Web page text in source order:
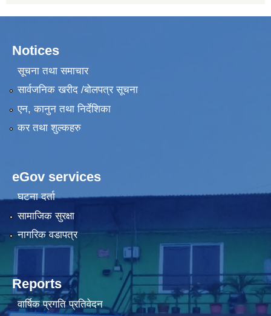
Notices
सूचना तथा समाचार
सार्वजनिक खरीद /बोलपत्र सूचना
एन, कानुन तथा निर्देशिका
कर तथा शुल्कहरु
eGov services
घटना दर्ता
सामाजिक सुरक्षा
नागरिक वडापत्र
Reports
वार्षिक प्रगति प्रतिवेदन